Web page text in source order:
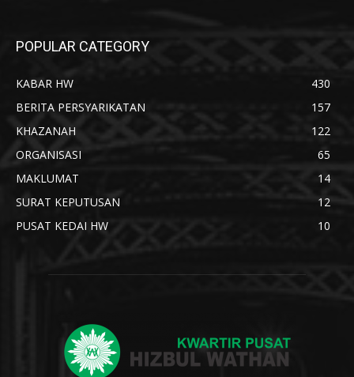
POPULAR CATEGORY
KABAR HW
430
BERITA PERSYARIKATAN
157
KHAZANAH
122
ORGANISASI
65
MAKLUMAT
14
SURAT KEPUTUSAN
12
PUSAT KEDAI HW
10